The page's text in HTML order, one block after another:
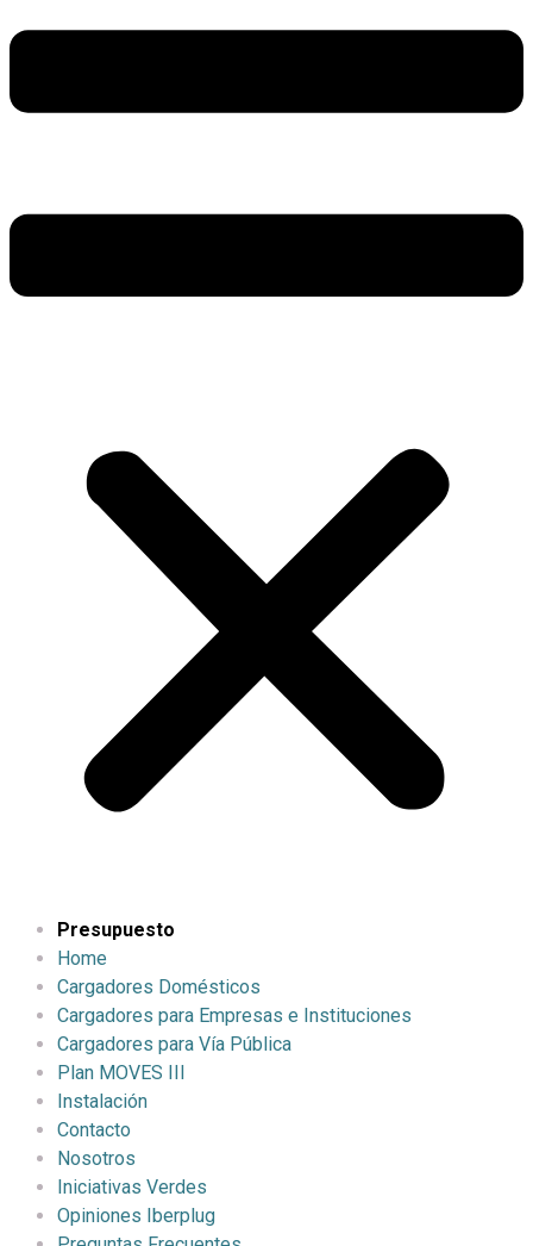
Presupuesto
Home
Cargadores Domésticos
Cargadores para Empresas e Instituciones
Cargadores para Vía Pública
Plan MOVES III
Instalación
Contacto
Nosotros
Iniciativas Verdes
Opiniones Iberplug